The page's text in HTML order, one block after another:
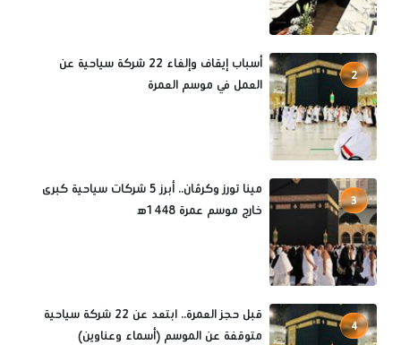
2
أسباب إيقاف وإلغاء 22 شركة سياحية عن
العمل في موسم العمرة
3
مينا تورز وكرڤان.. أبرز 5 شركات سياحية كبرى
خارج موسم عمرة 1448ه‍
4
قبل حجز العمرة.. ابتعد عن 22 شركة سياحية
متوقفة عن الموسم (أسماء وعناوين)